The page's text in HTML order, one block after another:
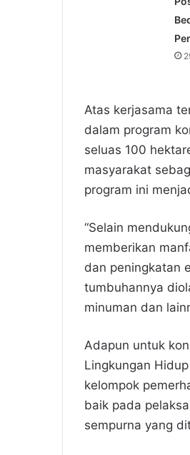
Atas kerjasama
dalam program
seluas 100
masyarakat
program ini
“Selain
memberikan
dan peningkatan
tumbuhannya
minuman dan
Adapun untuk
Lingkungan
kelompok
baik pada
sempurna yang